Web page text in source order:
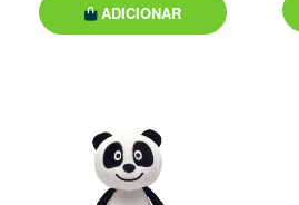
ADICIONAR